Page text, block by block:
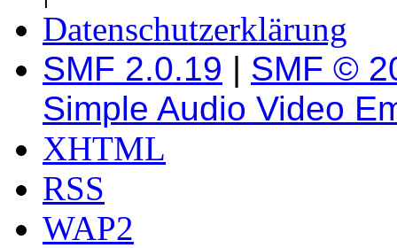
Datenschutzerklärung
SMF 2.0.19 | SMF ©
Simple Audio Video
XHTML
RSS
WAP2